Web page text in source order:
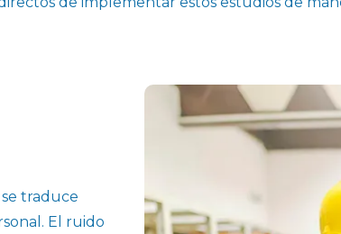
se traduce
El ruido